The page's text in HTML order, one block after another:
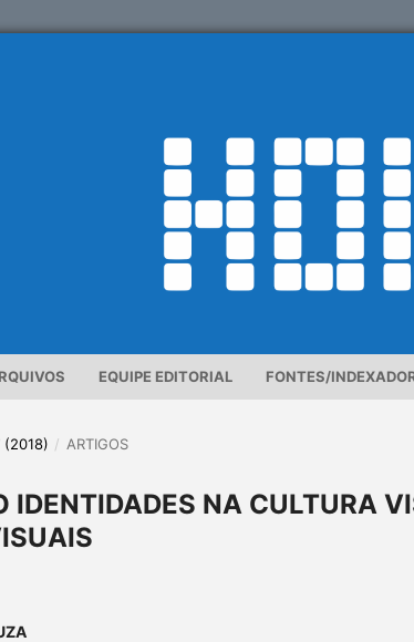
EQUIPE EDITORIAL FONTES/
(2018) / ARTIGOS
IDENTIDADES NA CULTURA